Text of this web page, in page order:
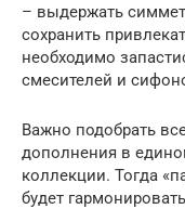
– выдержать
сохранить
необходимо
смесителей и
Важно подобрать
дополнения в
коллекции. Тогда
будет